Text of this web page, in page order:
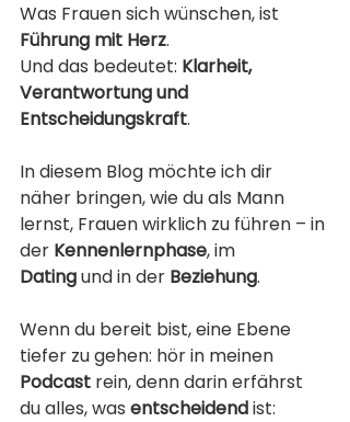
Was Frauen sich wünschen, ist
Führung mit Herz.
Und das bedeutet: Klarheit,
Verantwortung und
Entscheidungskraft.
In diesem Blog möchte ich dir
näher bringen, wie du als Mann
lernst, Frauen wirklich zu führen – in
der Kennenlernphase, im
Dating und in der Beziehung.
Wenn du bereit bist, eine Ebene
tiefer zu gehen: hör in meinen
Podcast rein, denn darin erfährst
du alles, was entscheidend ist: